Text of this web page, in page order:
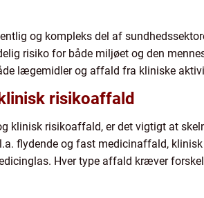
og kompleks del af
risiko for både miljøet og den
lægemidler og affald fra kliniske
risikoaffald
klinisk risikoaffald, er det vigtigt at
flydende og fast medicinaffald,
Hver type affald kræver